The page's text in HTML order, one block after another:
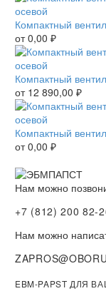
Компактный
от0,00 ₽
Компактный
от 12 890,00 ₽
Компактный
от0,00 ₽
Нам можно
+7 (812) 200 82-
Нам можно
EBM-PAPST ДЛЯ